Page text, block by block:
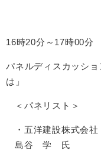
16時20分～17時00分
パネルディスカッシ
は」
＜パネリスト＞
・五洋建設株式
島谷学 氏